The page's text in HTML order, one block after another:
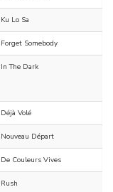
Ku Lo Sa
Forget Somebody
In The Dark
Déjà Volé
Nouveau Départ
De Couleurs Vives
Rush